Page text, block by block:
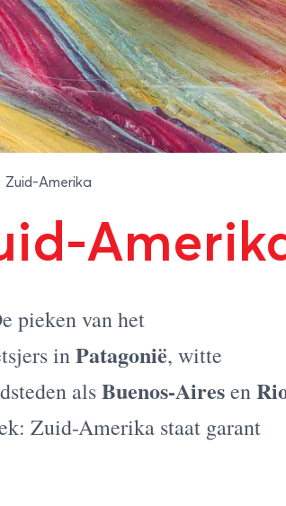
Zuid-Amerika
pieken van het
inPatagonië, witte
alsBuenos-Airesen
Zuid-Amerika staat garant